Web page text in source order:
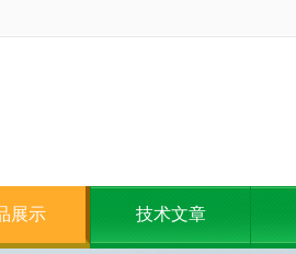
展示 技术文章